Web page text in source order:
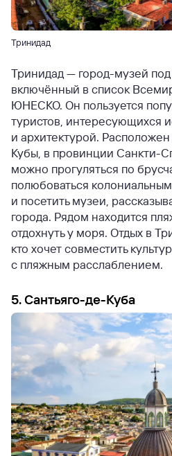
Тринидад
Тринидад — город-музей
включённый в список
ЮНЕСКО. Он пользуется
туристов, интересующихся
и архитектурой.
Кубы, в провинции Санкти-
можно прогуляться по
полюбоваться
и посетить музеи,
города. Рядом находится
отдохнуть у моря. Отдых в
кто хочет совместить
с пляжным расслаблением.
5. Сантьяго-де-Куба